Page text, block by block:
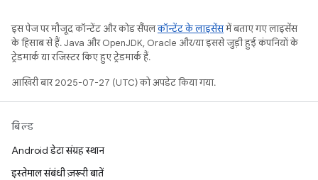
इस पेज पर मौजूद कॉन्टेंट और कोड सैंपलकॉन्टेंट के लाइसेंसमें बताए गए लाइसेंस
के हिसाब से हैं. Java और OpenJDK, Oracle और/या इससे जुड़ी हुई कंपनियों के
ट्रेडमार्क या रजिस्टर किए हुए ट्रेडमार्क हैं.
आखिरी बार 2025-07-27 (UTC) को अपडेट किया गया.
बिल्ड
Android डेटा संग्रह स्थान
इस्तेमाल संबंधी ज़रूरी बातें